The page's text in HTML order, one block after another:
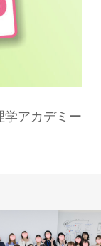
学アカデミー